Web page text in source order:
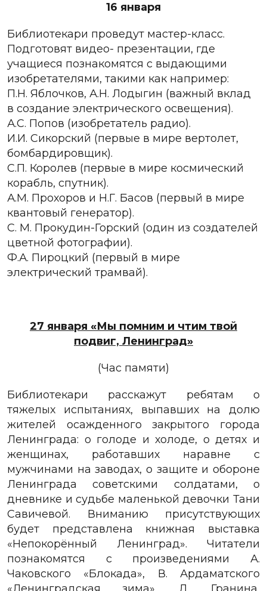
16 января
Библиотекари проведут мастер-класс.
Подготовят видео- презентации, где
учащиеся познакомятся с выдающими
изобретателями, такими как например:
П.Н. Яблочков, А.Н. Лодыгин (важный вклад
в создание электрического освещения).
А.С. Попов (изобретатель радио).
И.И. Сикорский (первые в мире вертолет,
бомбардировщик).
С.П. Королев (первые в мире космический
корабль, спутник).
А.М. Прохоров и Н.Г. Басов (первый в мире
квантовый генератор).
С. М. Прокудин-Горский (один из создателей
цветной фотографии).
Ф.А. Пироцкий (первый в мире
электрический трамвай).
27 января «Мы помним и чтим твой
подвиг, Ленинград»
(Час памяти)
Библиотекари расскажут ребятам о
тяжелых испытаниях, выпавших на долю
жителей осажденного закрытого города
Ленинграда: о голоде и холоде, о детях и
женщинах, работавших наравне с
мужчинами на заводах, о защите и обороне
Ленинграда советскими солдатами, о
дневнике и судьбе маленькой девочки Тани
Савичевой. Вниманию присутствующих
будет представлена книжная выставка
«Непокорённый Ленинград». Читатели
познакомятся с произведениями А.
Чаковского «Блокада», В. Ардаматского